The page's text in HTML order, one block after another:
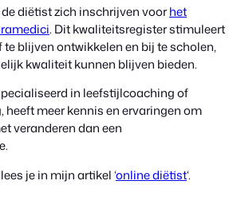
diëtist zich inschrijven voorhet
. Dit kwaliteitsregister stimuleert
blijven ontwikkelen en bij te scholen,
kwaliteit kunnen blijven bieden.
in leefstijlcoaching of
heeft meer kennis en ervaringen om
veranderen dan een
je in mijn artikel ‘online diëtist‘.